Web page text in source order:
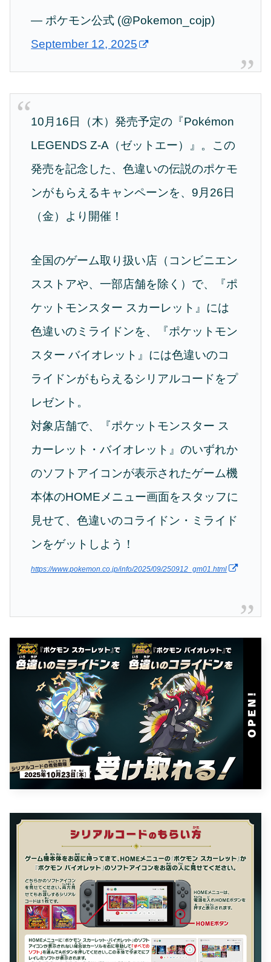
— ポケモン公式 (@Pokemon_cojp)
September 12, 2025
10月16日（木）発売予定の『Pokémon
LEGENDS Z-A（ゼットエー）』。この
発売を記念した、色違いの伝説のポケモ
ンがもらえるキャンペーンを、9月26日
（金）より開催！
全国のゲーム取り扱い店（コンビニエン
スストアや、一部店舗を除く）で、『ポ
ケットモンスター スカーレット』には
色違いのミライドンを、『ポケットモン
スター バイオレット』には色違いのコ
ライドンがもらえるシリアルコードをプ
レゼント。
対象店舗で、『ポケットモンスター ス
カーレット・バイオレット』のいずれか
のソフトアイコンが表示されたゲーム機
本体のHOMEメニュー画面をスタッフに
見せて、色違いのコライドン・ミライド
ンをゲットしよう！
https://www.pokemon.co.jp/info/2025/09/250912_gm01.html